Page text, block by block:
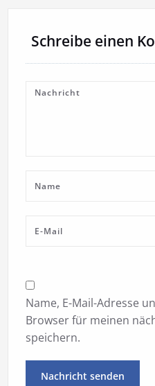
Schreibe einen
Name, E-Mail-Adresse
Browser für meinen
speichern.